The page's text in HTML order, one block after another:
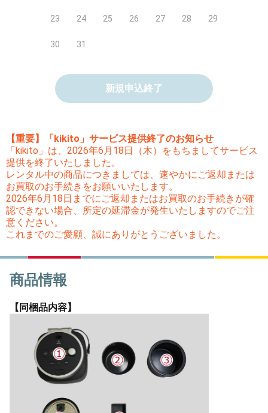
23 24 25 26 27 28 29
30 31
新規申込終了
【重要】「kikito」サービス提供終了のお知らせ
「kikito」は、2026年6月18日（木）をもちましてサービス
提供を終了いたしました。
レンタル中の商品につきましては、速やかにご返却または
お買取のお手続きをお願いいたします。
2026年6月18日までにご返却またはお買取のお手続きが確
認できない場合、所定の延滞金が発生いたしますのでご注
意ください。
これまでのご愛顧、誠にありがとうございました。
商品情報
【同梱品内容】